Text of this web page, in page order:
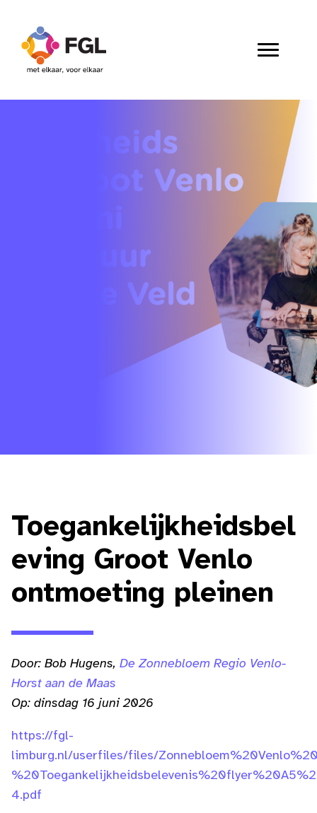
Toegankelijkheidsbel
eving Groot Venlo
ontmoeting pleinen
Door: Bob Hugens, De Zonnebloem Regio Venlo-
Horst aan de Maas
Op: dinsdag 16 juni 2026
https://fgl-
limburg.nl/userfiles/files/
4.pdf